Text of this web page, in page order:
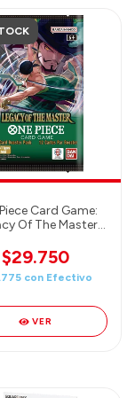
Card Game:
Of The Master
TCG English
$29.750
con Efectivo
VER